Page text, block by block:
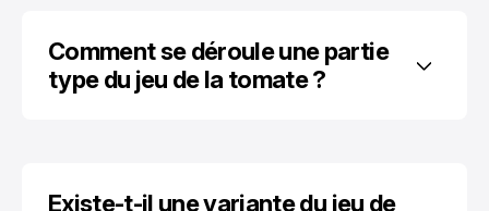
Comment se déroule une partie
type du jeu de la tomate ?
Existe-t-il une variante du jeu de